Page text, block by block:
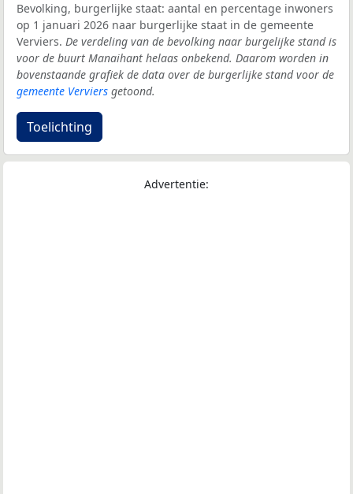
Bevolking, burgerlijke staat: aantal en percentage inwoners
op 1 januari 2026 naar burgerlijke staat in de gemeente
Verviers. De verdeling van de bevolking naar burgelijke stand is
voor de buurt Manaihant helaas onbekend. Daarom worden in
bovenstaande grafiek de data over de burgerlijke stand voor de
gemeente Verviers getoond.
Toelichting
Advertentie: